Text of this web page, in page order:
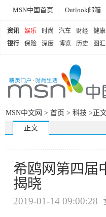
MSN中国首页 | Outlook邮箱
资讯 娱乐 时尚 汽车 财经
健康
银行
保险 深度 博览 历史 图汇
MSN中文网 > 首页 > 科技 >正
正文
希鸥网第四届
揭晓
2019-01-14